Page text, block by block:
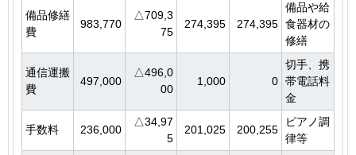
備品修繕
費
983,770
△709,3
75
274,395 274,395
備品や給
食器材の
修繕
通信運搬
費
497,000
△496,0
00
1,000 0
切手、携
帯電話料
金
手数料 236,000
△34,97
5
201,025 200,255
ピアノ調
律等